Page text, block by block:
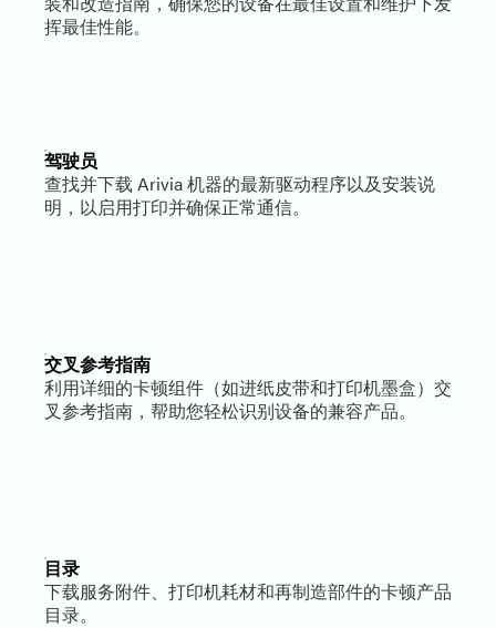
挥最佳性能。
驾驶员
查找并下载 Arivia 机器的最新驱动程序以及安装说
明，以启用打印并确保正常通信。
交叉参考指南
利用详细的卡顿组件（如进纸皮带和打印机墨盒）交
叉参考指南，帮助您轻松识别设备的兼容产品。
目录
下载服务附件、打印机耗材和再制造部件的卡顿产品
目录。